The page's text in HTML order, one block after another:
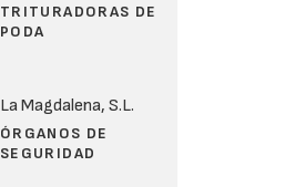
TRITURADORAS DE
PODA
La Magdalena, S.L.
ÓRGANOS DE
SEGURIDAD